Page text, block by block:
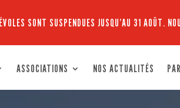
SONT SUSPENDUES JUSQU’AU 31 AOÛT.
ASSOCIATIONS NOS ACTUALITÉS